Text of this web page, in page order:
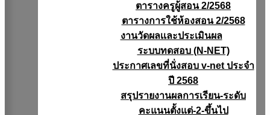
ตารางครูผู้สอน 2/2568
ตารางการใช้ห้องสอน 2/2568
งานวัดผลเเละประเมินผล
ระบบทดสอบ (N-NET)
ประกาศเลขที่นั่งสอบ v-net ประจำ
ปี 2568
สรุปรายงานผลการเรียน-ระดับ
คะแนนตั้งแต่-2-ขึ้นไป